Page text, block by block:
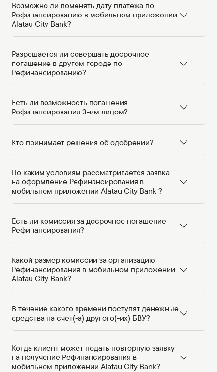
Возможно ли поменять дату платежа по
Рефинансированию в мобильном приложении
Alatau City Bank?
Разрешается ли совершать досрочное
погашение в другом городе по
Рефинансированию?
Есть ли возможность погашения
Рефинансирования 3-им лицом?
Кто принимает решения об одобрении?
По каким условиям рассматривается заявка
на оформление Рефинансирования в
мобильном приложении Alatau City Bank ?
Есть ли комиссия за досрочное погашение
Рефинансирования?
Какой размер комиссии за организацию
Рефинансирования в мобильном приложении
Alatau City Bank?
В течение какого времени поступят денежные
средства на счет(-а) другого(-их) БВУ?
Когда клиент может подать повторную заявку
на получение Рефинансирования в
мобильном приложении Alatau City Bank?